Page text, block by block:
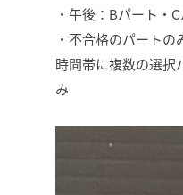
・午後：Bパート・
・不合格のパート
時間帯に複数の選択
み